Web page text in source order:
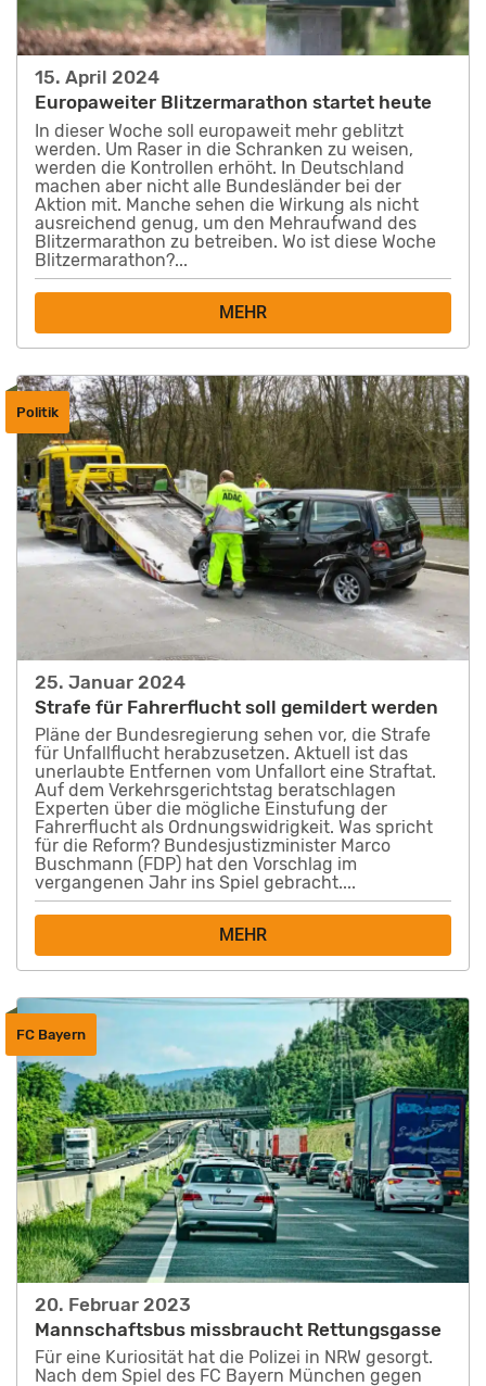
15. April 2024
Europaweiter Blitzermarathon startet heute
In dieser Woche soll europaweit mehr geblitzt
werden. Um Raser in die Schranken zu weisen,
werden die Kontrollen erhöht. In Deutschland
machen aber nicht alle Bundesländer bei der
Aktion mit. Manche sehen die Wirkung als nicht
ausreichend genug, um den Mehraufwand des
Blitzermarathon zu betreiben. Wo ist diese Woche
Blitzermarathon?...
MEHR
25. Januar 2024
Strafe für Fahrerflucht soll gemildert werden
Pläne der Bundesregierung sehen vor, die Strafe
für Unfallflucht herabzusetzen. Aktuell ist das
unerlaubte Entfernen vom Unfallort eine Straftat.
Auf dem Verkehrsgerichtstag beratschlagen
Experten über die mögliche Einstufung der
Fahrerflucht als Ordnungswidrigkeit. Was spricht
für die Reform? Bundesjustizminister Marco
Buschmann (FDP) hat den Vorschlag im
vergangenen Jahr ins Spiel gebracht....
MEHR
Politik
20. Februar 2023
Mannschaftsbus missbraucht Rettungsgasse
Für eine Kuriosität hat die Polizei in NRW gesorgt.
Nach dem Spiel des FC Bayern München gegen
FC Bayern